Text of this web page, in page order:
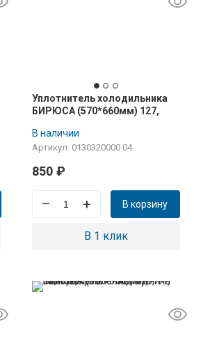
Уплотнитель холодильника
БИРЮСА (570*660мм) 127,
морозильной камеры (в паз)
В наличии
Артикул: 0130320000 04
850 ₽
– + В корзину
В 1 клик